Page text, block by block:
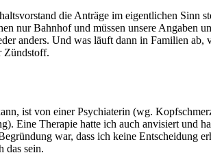
die Anträge im eigentlichen Sinn
nur Bahnhof und müssen unsere Angaben
anders. Und was läuft dann in Familien ab,
Zündstoff.
ist von einer Psychiaterin (wg.
Eine Therapie hatte ich auch anvisiert und
war, dass ich keine Entscheidung
das sein.